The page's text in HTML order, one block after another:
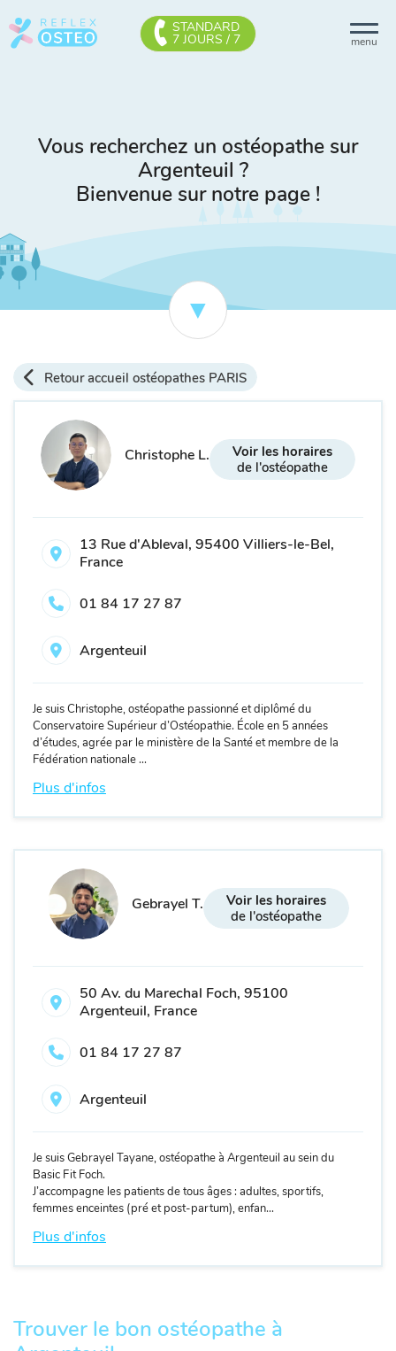
menu
STANDARD
7 JOURS / 7
Vous recherchez un ostéopathe sur
Argenteuil ?
Bienvenue sur notre page !
Retour accueil ostéopathes PARIS
Christophe L.
Voir les horaires
de l'ostéopathe
13 Rue d'Ableval, 95400 Villiers-le-Bel,
France
01 84 17 27 87
Argenteuil
Je suis Christophe, ostéopathe passionné et diplômé du
Conservatoire Supérieur d’Ostéopathie. École en 5 années
d’études, agrée par le ministère de la Santé et membre de la
Fédération nationale ...
Plus d'infos
Gebrayel T.
Voir les horaires
de l'ostéopathe
50 Av. du Marechal Foch, 95100
Argenteuil, France
01 84 17 27 87
Argenteuil
Je suis Gebrayel Tayane, ostéopathe à Argenteuil au sein du
Basic Fit Foch.
J’accompagne les patients de tous âges : adultes, sportifs,
femmes enceintes (pré et post-partum), enfan...
Plus d'infos
Trouver le bon ostéopathe à